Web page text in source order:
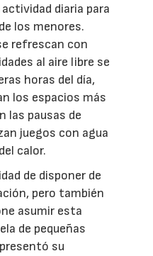
diaria para
los menores.
refrescan con
al aire libre se
horas del día,
los espacios más
las pausas de
juegos con agua
calor.
de disponer de
pero también
asumir esta
de pequeñas
su